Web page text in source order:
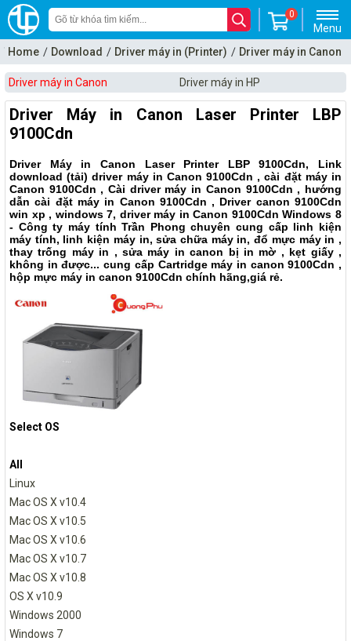
Menu
0
Home Download Driver máy in (Printer) Driver máy in Canon
Driver máy in Canon Driver máy in HP
Driver Máy in Canon Laser Printer LBP
9100Cdn
Driver Máy in Canon Laser Printer LBP 9100Cdn, Link
download (tải) driver máy in Canon 9100Cdn , cài đặt máy in
Canon 9100Cdn , Cài driver máy in Canon 9100Cdn , hướng
dẫn cài đặt máy in Canon 9100Cdn , Driver canon 9100Cdn
win xp , windows 7, driver máy in Canon 9100Cdn Windows 8
- Công ty máy tính Trần Phong chuyên cung cấp linh kiện
máy tính, linh kiện máy in, sửa chữa máy in, đổ mực máy in ,
thay trống máy in , sửa máy in canon bị in mờ , kẹt giấy ,
không in được... cung cấp Cartridge máy in canon 9100Cdn ,
hộp mực máy in canon 9100Cdn chính hãng,giá rẻ.
Select OS
All
Linux
Mac OS X v10.4
Mac OS X v10.5
Mac OS X v10.6
Mac OS X v10.7
Mac OS X v10.8
OS X v10.9
Windows 2000
Windows 7